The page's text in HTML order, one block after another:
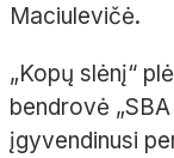
Maciulevičė.
„Kopų slėnį“
bendrovė
įgyvendinusi